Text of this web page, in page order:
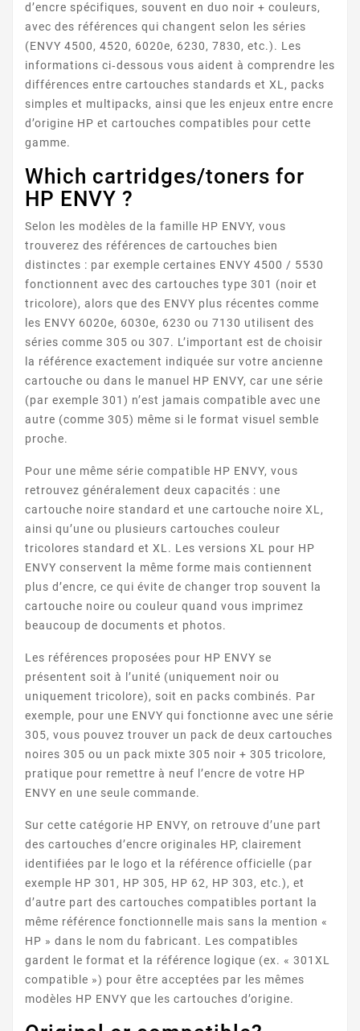
ENVY 111
ENVY 114
ENVY 120
ENVY 121
ENVY 5540
ENVY 5540 SERIES
ENVY 5541
d’encre spécifiques, souvent en duo noir + couleurs,
avec des références qui changent selon les séries
(ENVY 4500, 4520, 6020e, 6230, 7830, etc.). Les
informations ci‑dessous vous aident à comprendre les
différences entre cartouches standards et XL, packs
simples et multipacks, ainsi que les enjeux entre encre
d’origine HP et cartouches compatibles pour cette
gamme.
Which cartridges/toners for
HP ENVY ?
Selon les modèles de la famille HP ENVY, vous
trouverez des références de cartouches bien
distinctes : par exemple certaines ENVY 4500 / 5530
fonctionnent avec des cartouches type 301 (noir et
tricolore), alors que des ENVY plus récentes comme
les ENVY 6020e, 6030e, 6230 ou 7130 utilisent des
séries comme 305 ou 307. L’important est de choisir
la référence exactement indiquée sur votre ancienne
cartouche ou dans le manuel HP ENVY, car une série
(par exemple 301) n’est jamais compatible avec une
autre (comme 305) même si le format visuel semble
proche.
Pour une même série compatible HP ENVY, vous
retrouvez généralement deux capacités : une
cartouche noire standard et une cartouche noire XL,
ainsi qu’une ou plusieurs cartouches couleur
tricolores standard et XL. Les versions XL pour HP
ENVY conservent la même forme mais contiennent
plus d’encre, ce qui évite de changer trop souvent la
cartouche noire ou couleur quand vous imprimez
beaucoup de documents et photos.
Les références proposées pour HP ENVY se
présentent soit à l’unité (uniquement noir ou
uniquement tricolore), soit en packs combinés. Par
exemple, pour une ENVY qui fonctionne avec une série
305, vous pouvez trouver un pack de deux cartouches
noires 305 ou un pack mixte 305 noir + 305 tricolore,
pratique pour remettre à neuf l’encre de votre HP
ENVY en une seule commande.
Sur cette catégorie HP ENVY, on retrouve d’une part
des cartouches d’encre originales HP, clairement
identifiées par le logo et la référence officielle (par
exemple HP 301, HP 305, HP 62, HP 303, etc.), et
d’autre part des cartouches compatibles portant la
même référence fonctionnelle mais sans la mention «
HP » dans le nom du fabricant. Les compatibles
gardent le format et la référence logique (ex. « 301XL
compatible ») pour être acceptées par les mêmes
modèles HP ENVY que les cartouches d’origine.